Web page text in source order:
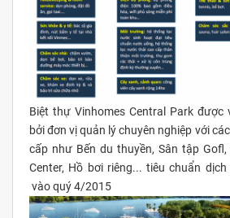
Biệt thự Vinhomes Central Park được
bởi đơn vị quản lý chuyên nghiệp với
cấp như Bến du thuyền, Sân tập Gofl,
Center, Hồ bơi riêng... tiêu chuẩn
vào quý 4/2015